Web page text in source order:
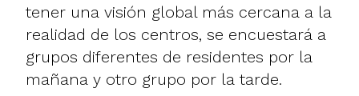
tener una visión global más cercana a la
realidad de los centros, se encuestará a
grupos diferentes de residentes por la
mañana y otro grupo por la tarde.